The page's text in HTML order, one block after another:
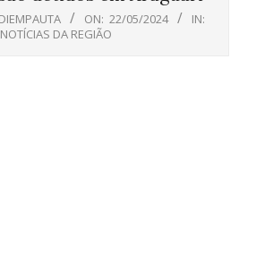
ON: 22/05/2024
IN:
NOTÍCIAS DA REGIÃO